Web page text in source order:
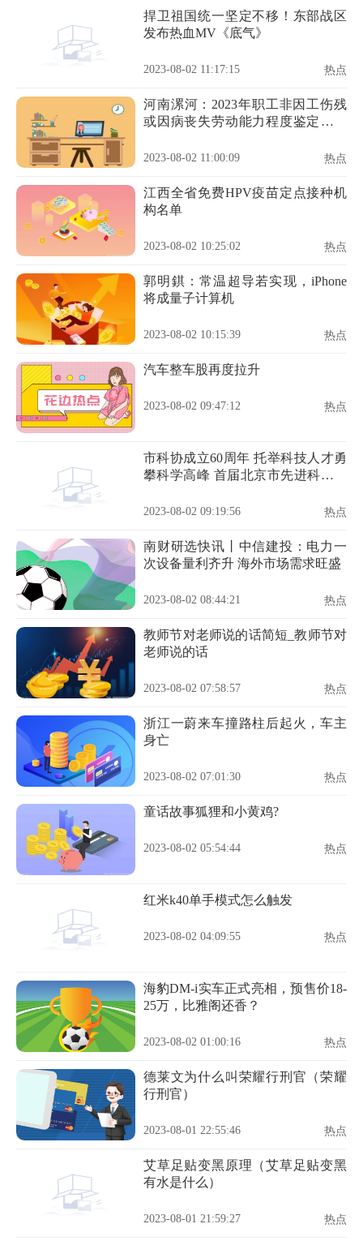
捍卫祖国统一坚定不移！东部战区
发布热血MV《底气》
2023-08-02 11:17:15 热点
河南漯河：2023年职工非因工伤残
或因病丧失劳动能力程度鉴定工作
2023-08-02 11:00:09 热点
江西全省免费HPV疫苗定点接种机
构名单
2023-08-02 10:25:02 热点
郭明錤：常温超导若实现，iPhone
将成量子计算机
2023-08-02 10:15:39 热点
汽车整车股再度拉升
2023-08-02 09:47:12 热点
市科协成立60周年 托举科技人才勇
攀科学高峰 首届北京市先进科技工
2023-08-02 09:19:56 热点
南财研选快讯丨中信建投：电力一
次设备量利齐升 海外市场需求旺盛
2023-08-02 08:44:21 热点
教师节对老师说的话简短_教师节对
老师说的话
2023-08-02 07:58:57 热点
浙江一蔚来车撞路柱后起火，车主
身亡
2023-08-02 07:01:30 热点
童话故事狐狸和小黄鸡?
2023-08-02 05:54:44 热点
红米k40单手模式怎么触发
2023-08-02 04:09:55 热点
海豹DM-i实车正式亮相，预售价18-
25万，比雅阁还香？
2023-08-02 01:00:16 热点
德莱文为什么叫荣耀行刑官（荣耀
行刑官）
2023-08-01 22:55:46 热点
艾草足贴变黑原理（艾草足贴变黑
有水是什么）
2023-08-01 21:59:27 热点